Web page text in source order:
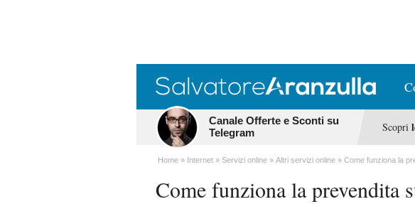
Canale Offerte e Sconti su
Telegram
Scopri
Home Internet Servizi online Altri servizi online Come funziona la
Come funziona la prevendita